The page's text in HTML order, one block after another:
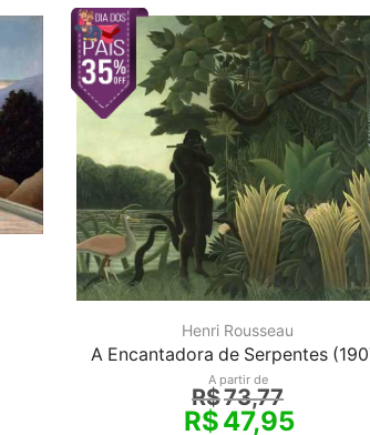
Henri Rousseau
A Encantadora de Serpentes
A partir de
R$73,77
R$47,95